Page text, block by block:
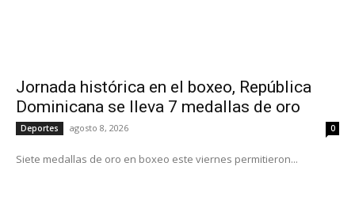
Jornada histórica en el boxeo, República
Dominicana se lleva 7 medallas de oro
Deportes agosto 8, 2026 0
Siete medallas de oro en boxeo este viernes permitieron...